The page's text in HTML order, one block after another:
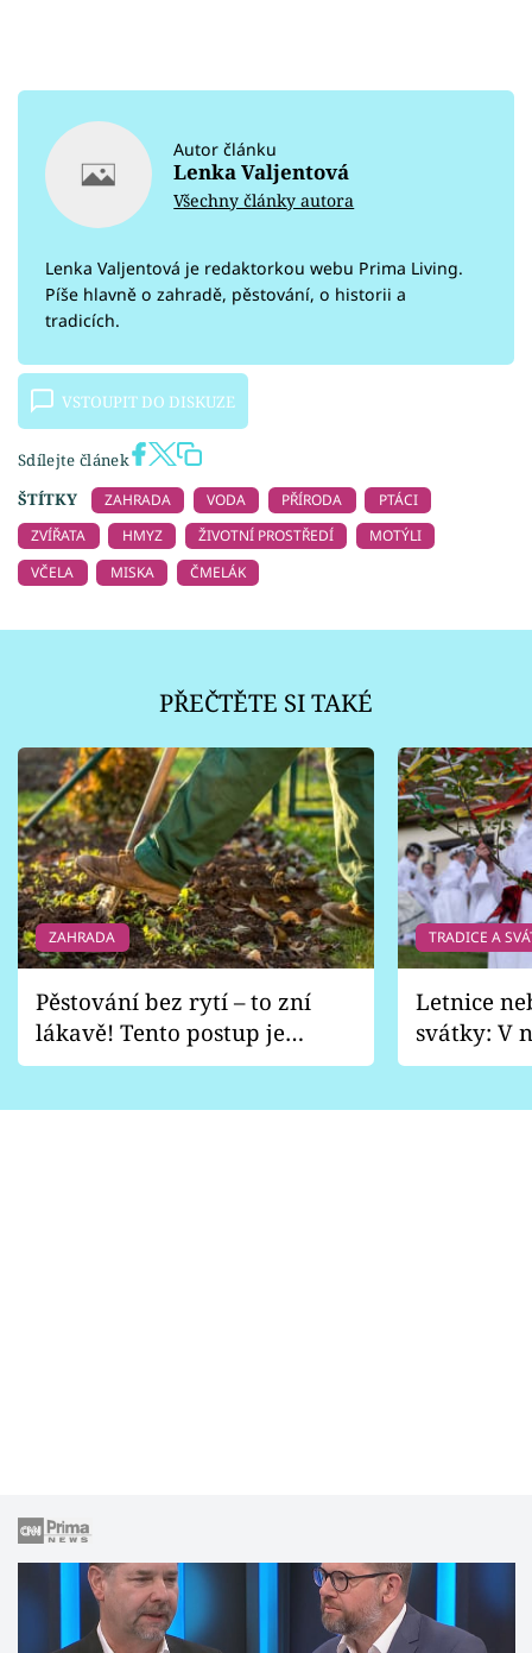
Autor článku
Lenka Valjentová
Všechny články autora
Lenka Valjentová je redaktorkou webu Prima Living.
Píše hlavně o zahradě, pěstování, o historii a
tradicích.
VSTOUPIT DO DISKUZE
Sdílejte článek
ŠTÍTKY
ZAHRADA VODA PŘÍRODA
PTÁCI
ZVÍŘATA
HMYZ ŽIVOTNÍ PROSTŘEDÍ
MOTÝLI
VČELA
MISKA ČMELÁK
PŘEČTĚTE SI TAKÉ
ZAHRADA
Pěstování bez rytí – to zní
lákavě! Tento postup je
vhodný jen pro některé
TRADICE A
Letnice
svátky: V
pondělí